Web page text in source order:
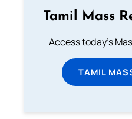
Tamil Mass
Access today's
TAMIL